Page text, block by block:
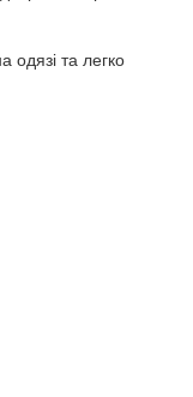
одязі та легко